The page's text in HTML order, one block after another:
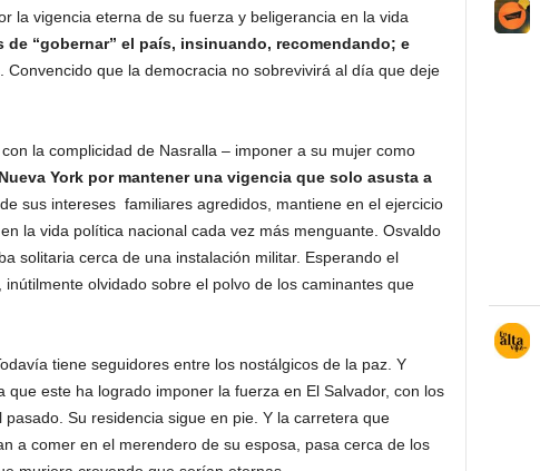
la vigencia eterna de su fuerza y beligerancia en la vida
de “gobernar” el país, insinuando, recomendando; e
. Convencido que la democracia no sobrevivirá al día que deje
la complicidad de Nasralla – imponer a su mujer como
York por mantener una vigencia que solo asusta a
sus intereses familiares agredidos, mantiene en el ejercicio
la vida política nacional cada vez más menguante. Osvaldo
solitaria cerca de una instalación militar. Esperando el
olvidado sobre el polvo de los caminantes que
tiene seguidores entre los nostálgicos de la paz. Y
que este ha logrado imponer la fuerza en El Salvador, con los
Su residencia sigue en pie. Y la carretera que
a comer en el merendero de su esposa, pasa cerca de los